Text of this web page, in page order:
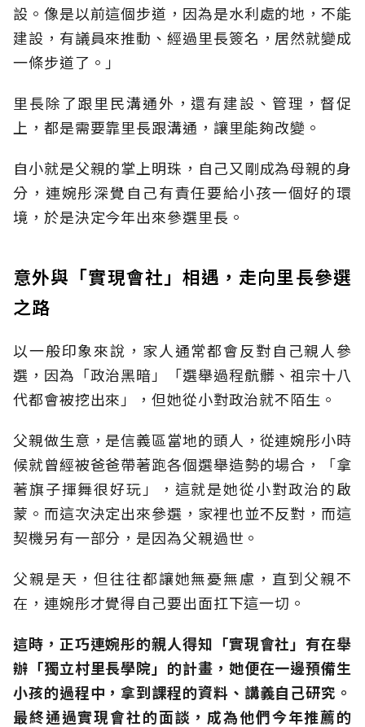
設。像是以前這個步道，因為是水利處的地，不能
建設，有議員來推動、經過里長簽名，居然就變成
一條步道了。」
里長除了跟里民溝通外，還有建設、管理，督促
上，都是需要靠里長跟溝通，讓里能夠改變。
自小就是父親的掌上明珠，自己又剛成為母親的身
分，連婉彤深覺自己有責任要給小孩一個好的環
境，於是決定今年出來參選里長。
意外與「實現會社」相遇，走向里長參選
之路
以一般印象來說，家人通常都會反對自己親人參
選，因為「政治黑暗」「選舉過程骯髒、祖宗十八
代都會被挖出來」，但她從小對政治就不陌生。
父親做生意，是信義區當地的頭人，從連婉彤小時
候就曾經被爸爸帶著跑各個選舉造勢的場合，「拿
著旗子揮舞很好玩」，這就是她從小對政治的啟
蒙。而這次決定出來參選，家裡也並不反對，而這
契機另有一部分，是因為父親過世。
父親是天，但往往都讓她無憂無慮，直到父親不
在，連婉彤才覺得自己要出面扛下這一切。
這時，正巧連婉彤的親人得知「實現會社」有在舉
辦「獨立村里長學院」的計畫，她便在一邊預備生
小孩的過程中，拿到課程的資料、講義自己研究。
最終通過實現會社的面談，成為他們今年推薦的